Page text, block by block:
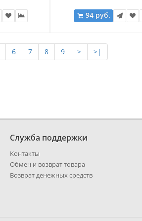
94 руб.
6 7 8 9 > >|
Служба поддержки
Контакты
Обмен и возврат товара
Возврат денежных средств